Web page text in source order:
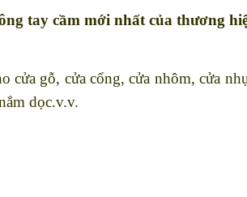
tay cầm mới nhất của thương
cửa gỗ, cửa cổng, cửa nhôm, cửa
dọc.v.v.